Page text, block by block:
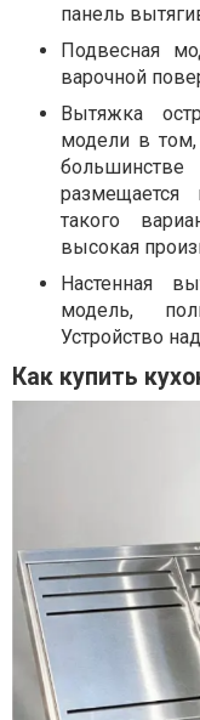
панель
Подвесная
варочной
Вытяжка
модели в том,
такого
высокая
Настенная
модель,
Устройство
Как купить